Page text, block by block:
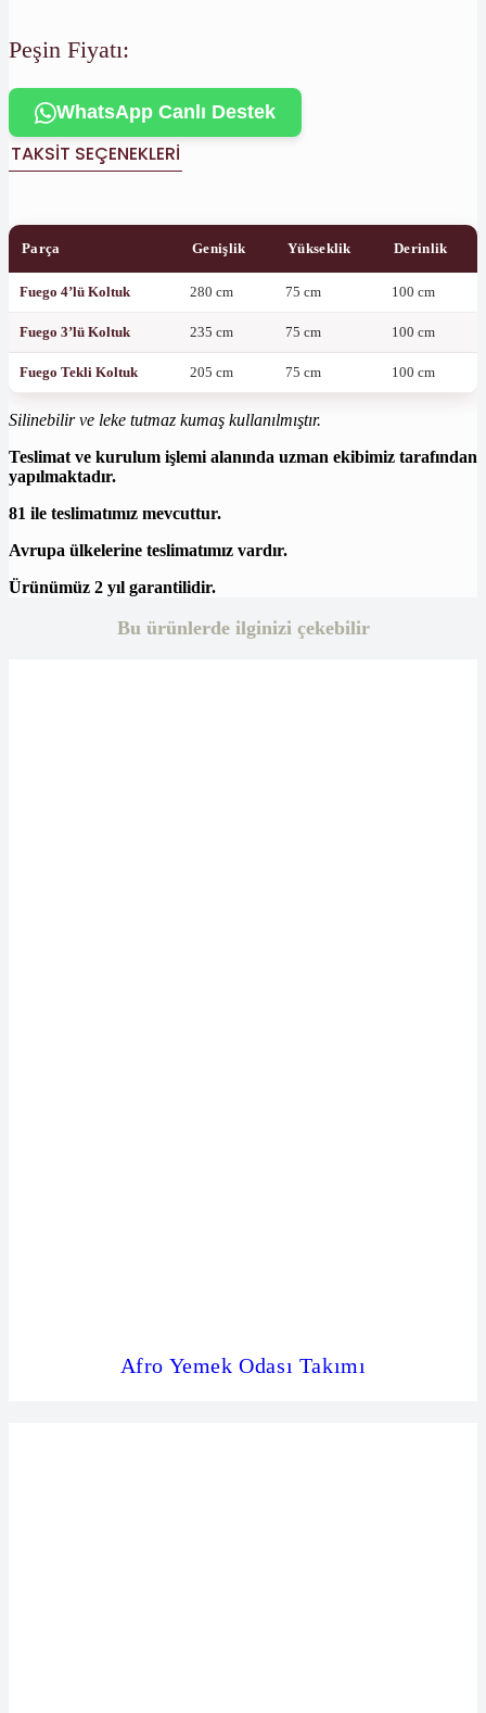
Peşin Fiyatı:
WhatsApp Canlı Destek
TAKSIT SEÇENEKLERI
Parça Genişlik Yükseklik Derinlik
Fuego 4’lü Koltuk 280 cm 75 cm 100 cm
Fuego 3’lü Koltuk 235 cm 75 cm 100 cm
Fuego Tekli Koltuk 205 cm 75 cm 100 cm
Silinebilir ve leke tutmaz kumaş kullanılmıştır.
Teslimat ve kurulum işlemi alanında uzman ekibimiz tarafından
yapılmaktadır.
81 ile teslimatımız mevcuttur.
Avrupa ülkelerine teslimatımız vardır.
Ürünümüz 2 yıl garantilidir.
Bu ürünlerde ilginizi çekebilir
Afro Yemek Odası Takımı